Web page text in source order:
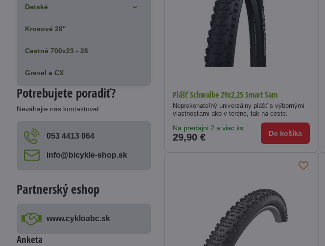
Plášť Schwalbe 29x2,25 Smart Sam
Neprekonateľný univerzálny plášť s výbornými
vlastnosťami ako v teréne, tak na ceste.
Na predajni 2 a viac ks
29,90 € Do košíka
Potrebujete poradiť?
Neváhajte nás kontaktovať
053 4413 064
info​@bicykle-shop​.sk
Partnerský eshop
www​.cykloabc​.sk
Detské
Krosové 28"
Cestné 700x23 - 28
Gravel a CX
Anketa